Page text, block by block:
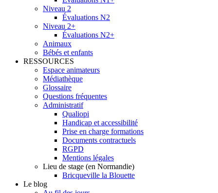
Niveau 2
Évaluations N2
Niveau 2+
Évaluations N2+
Animaux
Bébés et enfants
RESSOURCES
Espace animateurs
Médiathèque
Glossaire
Questions fréquentes
Administratif
Qualiopi
Handicap et accessibilité
Prise en charge formations
Documents contractuels
RGPD
Mentions légales
Lieu de stage (en Normandie)
Bricqueville la Blouette
Le blog